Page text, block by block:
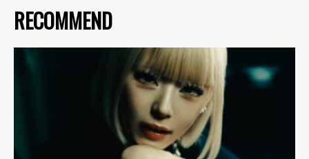
RECOMMEND